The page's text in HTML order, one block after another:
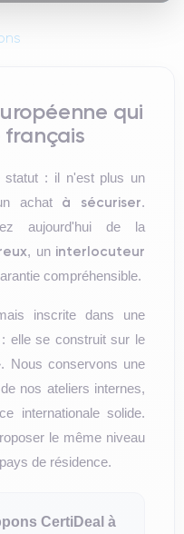
qui
français
statut : il n'est plus un
achat à sécuriser.
aujourd'hui de la
, un interlocuteur
compréhensible.
inscrite dans une
elle se construit sur le
Nous conservons une
nos ateliers internes,
internationale solide.
le même niveau
de résidence.
CertiDeal à